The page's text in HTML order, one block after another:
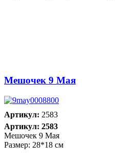
Мешочек 9 Мая
Артикул: 2583
Артикул: 2583
Мешочек 9 Мая
Размер: 28*18 см